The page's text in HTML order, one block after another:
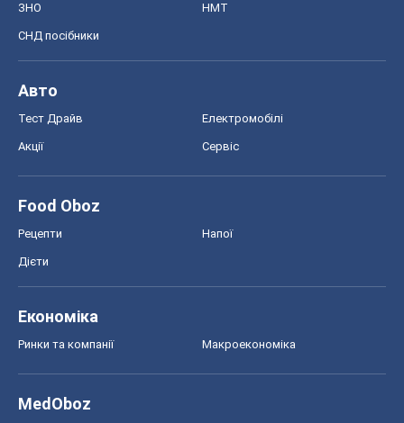
ЗНО НМТ
СНД посібники
Авто
Тест Драйв Електромобілі
Акції Сервіс
Food Oboz
Рецепти Напої
Дієти
Економіка
Ринки та компанії Макроекономіка
MedOboz